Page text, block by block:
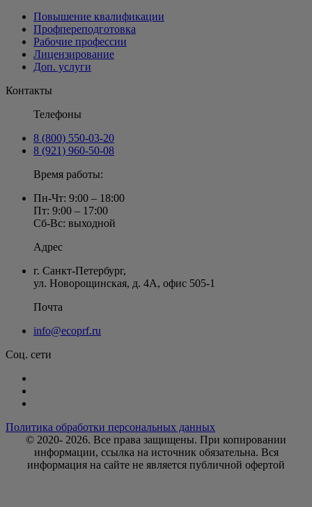
Повышение квалификации
Профпереподготовка
Рабочие профессии
Лицензирование
Доп. услуги
Контакты
Телефоны
8 (800) 550-03-20
8 (921) 960-50-08
Время работы:
Пн-Чт: 9:00 – 18:00
Пт: 9:00 – 17:00
Сб-Вс: выходной
Адрес
г. Санкт-Петербург,
ул. Новорощинская, д. 4А, офис 505-1
Почта
info@ecoprf.ru
Соц. сети
Политика обработки персональных данных
© 2020- 2026. Bce права защищены. При копировании
информации, ссылка на источник обязательна. Вся
информация на сайте не является публичной офертой